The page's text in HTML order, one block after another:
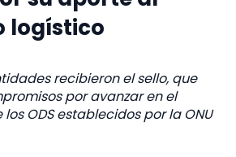
logístico
recibieron el sello, que
por avanzar en el
ODS establecidos por la ONU